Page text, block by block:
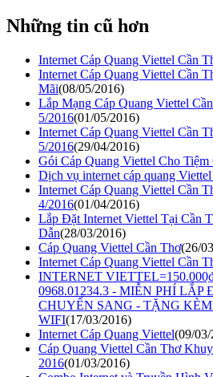
Những tin cũ hơn
Internet Cáp Quang Viettel Cần
Internet Cáp Quang Viettel Cần
Mãi(08/05/2016)
Lắp Mạng Cáp Quang Viettel
5/2016(01/05/2016)
Internet Cáp Quang Viettel Cần
5/2016(29/04/2016)
Gói Cáp Quang Viettel Cho Tiệm
Dịch vụ internet cáp quang
Internet Cáp Quang Viettel Cần
4/2016(01/04/2016)
Lắp Đặt Internet Viettel Tại Cần
Dẫn(28/03/2016)
Cáp Quang Viettel Cần Thơ(26/
Internet Cáp Quang Viettel Cần
INTERNET
0968.01234.3 - MIỄN PHÍ
CHUYỂN SANG - TẶNG
WIFI(17/03/2016)
Internet Cáp Quang Viettel(09/
Cáp Quang Viettel Cần Thơ
2016(01/03/2016)